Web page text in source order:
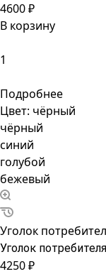
4600 ₽
В корзину
Подробнее
Цвет: чёрный
чёрный
синий
голубой
бежевый
Уголок
Уголок
4250 ₽